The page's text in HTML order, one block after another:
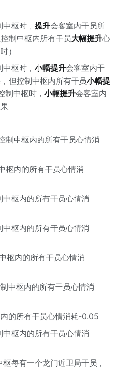
枢时， 提升会客室内干员所
制中枢内所有干员大幅提升心
）
枢时， 小幅提升会客室内干
但控制中枢内所有干员小幅提
中枢时， 小幅提升会客室内
制中枢内的所有干员心情消
枢内的所有干员心情消
枢内的所有干员心情消
枢内的所有干员心情消
枢内的所有干员心情消
中枢内的所有干员心情消
的所有干员心情消耗-0.05
枢内的所有干员心情消
每有一个龙门近卫局干员，